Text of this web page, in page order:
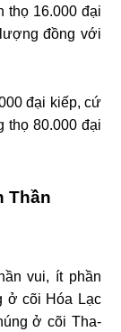
thọ 16.000 đại
đồng với
đại kiếp, cứ
thọ 80.000 đại
Thần
vui, ít phần
ở cõi Hóa Lạc
ở cõi Tha-